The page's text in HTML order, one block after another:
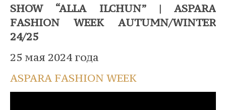
SHOW “ALLA ILCHUN” | ASPARA
FASHION WEEK AUTUMN/WINTER
24/25
25 мая 2024 года
ASPARA FASHION WEEK